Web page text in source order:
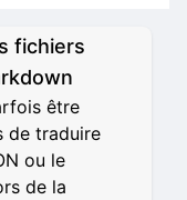
fichiers
être
de traduire
ou le
de la